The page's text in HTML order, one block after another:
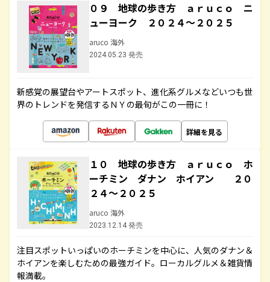
０９ 地球の歩き方 ａｒｕｃｏ ニ
ューヨーク ２０２４～２０２５
aruco 海外
2024.05.23 発売
新感覚の展望台やアートスポット、進化系グルメなどいつも世
界のトレンドを発信するＮＹの最旬がこの一冊に！
詳細を見る
１０ 地球の歩き方 ａｒｕｃｏ ホ
ーチミン ダナン ホイアン ２０
２４～２０２５
aruco 海外
2023.12.14 発売
注目スポットいっぱいのホーチミンを中心に、人気のダナン＆
ホイアンを楽しむための最強ガイド。ローカルグルメ＆雑貨情
報満載。